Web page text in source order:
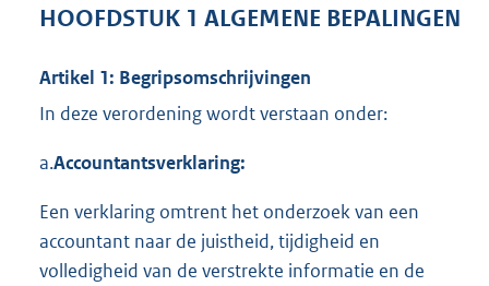
HOOFDSTUK 1 ALGEMENE BEPALINGEN
Artikel 1: Begripsomschrijvingen
In deze verordening wordt verstaan onder:
a.Accountantsverklaring:
Een verklaring omtrent het onderzoek van een
accountant naar de juistheid, tijdigheid en
volledigheid van de verstrekte informatie en de